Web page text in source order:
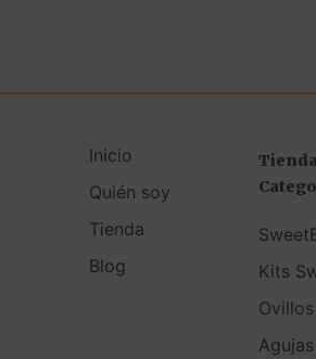
Inicio
Quién soy
Tienda
Blog
Kits
Ovillos
Agujas